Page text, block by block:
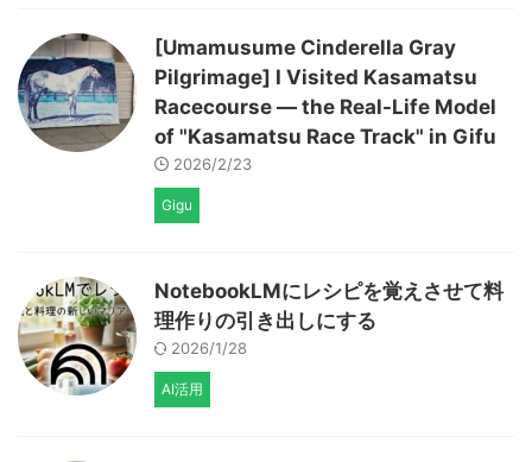
[Umamusume Cinderella Gray
Pilgrimage] I Visited Kasamatsu
Racecourse — the Real-Life Model
of "Kasamatsu Race Track" in Gifu
2026/2/23
Gigu
NotebookLMにレシピを覚えさせて料
理作りの引き出しにする
2026/1/28
AI活用